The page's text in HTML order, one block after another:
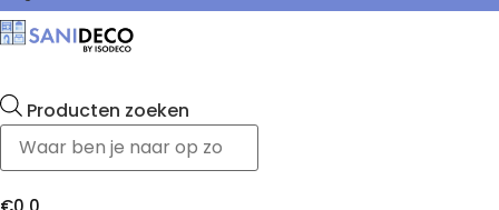
Producten zoeken